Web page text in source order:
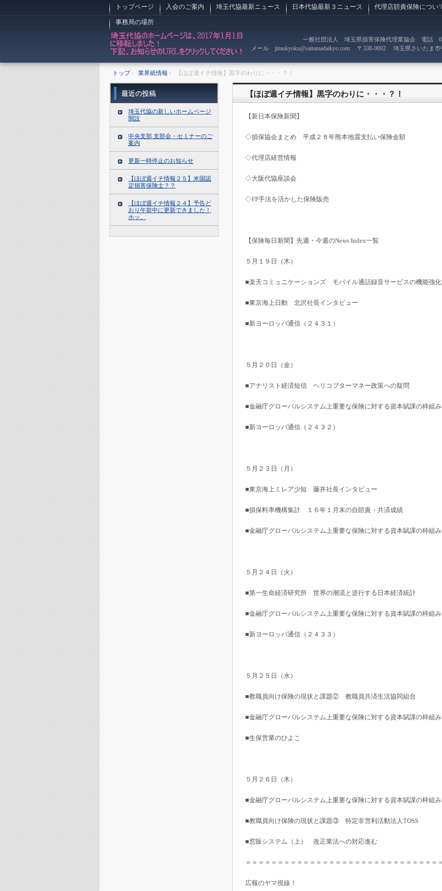
一般社団法人 埼玉県損害保険代理業協会 電話
メール jimukyoku@saitamadaikyo.com 〒338-0002 埼玉県さいたま
トップページ 入会のご案内 埼玉代協最新ニュース 日本代協最新３ニュース 代理店賠責保険につい
事務局の場所
トップ› 業界紙情報 › 【ほぼ週イチ情報】黒字のわりに・・・？！
【ほぼ週イチ情報】黒字のわりに・・・？！
【新日本保険新聞】
◇損保協会まとめ 平成２８年熊本地震支払い保険金額
◇代理店経営情報
◇大阪代協座談会
◇FP手法を活かした保険販売
【保険毎日新聞】先週・今週のNews Index一覧
５月１９日（木）
■楽天コミュニケーションズ モバイル通話録音サービスの機能強化
■東京海上日動 北沢社長インタビュー
■新ヨーロッパ通信（２４３１）
５月２０日（金）
■アナリスト経済短信 ヘリコプターマネー政策への疑問
■金融庁グローバルシステム上重要な保険に対する資本賦課の枠組
■新ヨーロッパ通信（２４３２）
５月２３日（月）
■東京海上ミレア少短 藤井社長インタビュー
■損保料率機構集計 １６年１月末の自賠責・共済成績
■金融庁グローバルシステム上重要な保険に対する資本賦課の枠組
５月２４日（火）
■第一生命経済研究所 世界の潮流と逆行する日本経済統計
■金融庁グローバルシステム上重要な保険に対する資本賦課の枠組
■新ヨーロッパ通信（２４３３）
５月２５日（水）
■教職員向け保険の現状と課題② 教職員共済生活協同組合
■金融庁グローバルシステム上重要な保険に対する資本賦課の枠組
■生保営業のひよこ
５月２６日（木）
■金融庁グローバルシステム上重要な保険に対する資本賦課の枠組
■教職員向け保険の現状と課題③ 特定非営利活動法人TOSS
■窓販システム（上） 改正業法への対応進む
＝＝＝＝＝＝＝＝＝＝＝＝＝＝＝＝＝＝＝＝＝＝＝＝＝＝＝＝＝＝
広報のヤマ視線！
最近の投稿
埼玉代協の新しいホームページ
開設
中央支部 支部会・セミナーのご
案内
更新一時停止のお知らせ
【ほぼ週イチ情報２５】米国認
定損害保険士？？
【ほぼ週イチ情報２４】予告ど
おり午前中に更新できました！
ホッ。